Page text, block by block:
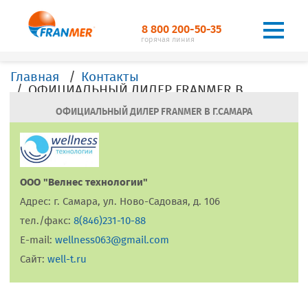
8 800 200-50-35
горячая линия
Главная
Контакты
ОФИЦИАЛЬНЫЙ ДИЛЕР FRANMER В Г.САМАРА
ООО "Велнес технологии"
Адрес: г. Самара, ул. Ново-Садовая, д. 106
тел./факс: 8(846)231-10-88
E-mail: wellness063@gmail.com
Сайт: well-t.ru